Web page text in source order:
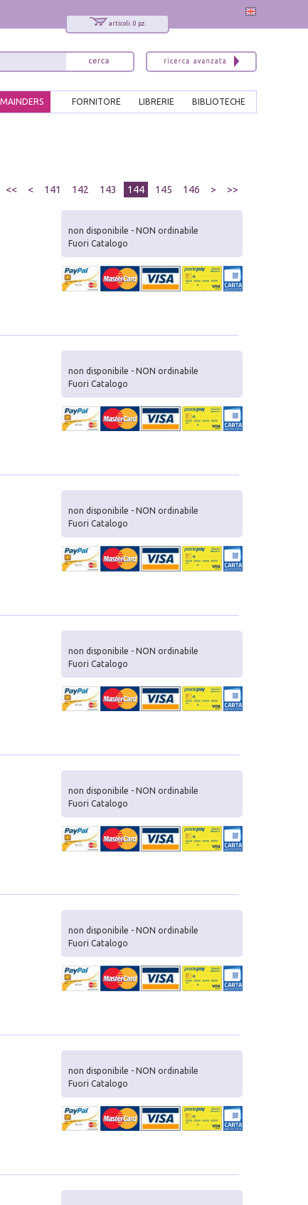
articoli: 0 pz.
BIBLIOTECHE
LIBRERIE
FORNITORE
<< < 141 142 143 144 145 146 > >>
non disponibile - NON ordinabile
Fuori Catalogo
non disponibile - NON ordinabile
Fuori Catalogo
non disponibile - NON ordinabile
Fuori Catalogo
non disponibile - NON ordinabile
Fuori Catalogo
non disponibile - NON ordinabile
Fuori Catalogo
non disponibile - NON ordinabile
Fuori Catalogo
non disponibile - NON ordinabile
Fuori Catalogo